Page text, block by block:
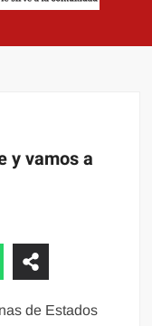
y vamos a
de Estados